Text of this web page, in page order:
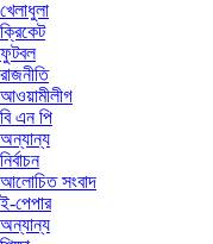
খেলাধুলা
ক্রিকেট
ফুটবল
রাজনীতি
আওয়ামীলীগ
বি এন পি
অন্যান্য
নির্বাচন
আলোচিত সংবাদ
ই-পেপার
অন্যান্য